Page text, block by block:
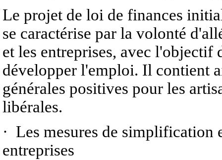
Le projet de loi de finances
se caractérise par la volonté
et les entreprises, avec l'objectif
développer l'emploi. Il contient
générales positives pour les
libérales.
· Les mesures de simplification
entreprises